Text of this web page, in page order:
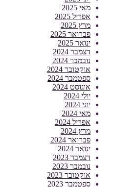
מאי 2025
אפריל 2025
מרץ 2025
פברואר 2025
ינואר 2025
דצמבר 2024
נובמבר 2024
אוקטובר 2024
ספטמבר 2024
אוגוסט 2024
יולי 2024
יוני 2024
מאי 2024
אפריל 2024
מרץ 2024
פברואר 2024
ינואר 2024
דצמבר 2023
נובמבר 2023
אוקטובר 2023
ספטמבר 2023